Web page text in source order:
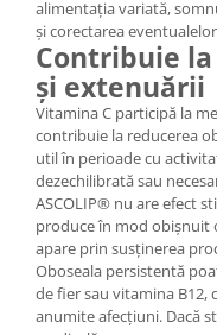
alimentația variată,
și corectarea
Contribuie
și extenuării
Vitamina C participă la
contribuie la reducerea
util în perioade cu
dezechilibrată sau
ASCOLIP® nu are efect
produce în mod obișnuit
apare prin susținerea
Oboseala persistentă
de fier sau vitamina
anumite afecțiuni. Dacă